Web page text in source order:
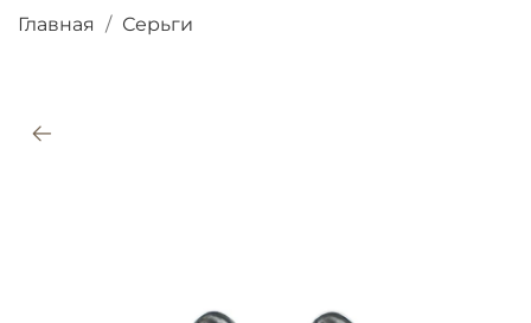
Главная Серьги